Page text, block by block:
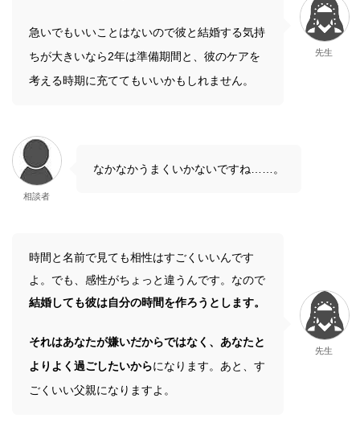
急いでもいいことはないので彼と結婚する気持
ちが大きいなら2年は準備期間と、彼のケアを
考える時期に充ててもいいかもしれません。
先生
相談者
なかなかうまくいかないですね……。
時間と名前で見ても相性はすごくいいんです
よ。でも、感性がちょっと違うんです。なので
結婚しても彼は自分の時間を作ろうとします。
それはあなたが嫌いだからではなく、あなたと
よりよく過ごしたいからになります。あと、す
ごくいい父親になりますよ。
先生